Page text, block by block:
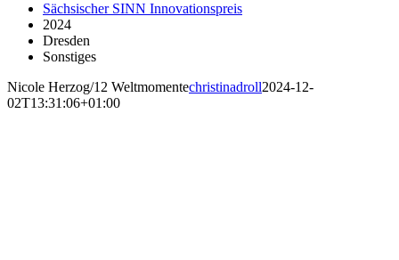
Sächsischer SINN Innovationspreis
2024
Dresden
Sonstiges
Nicole Herzog/12 Weltmomentechristinadroll2024-12-
02T13:31:06+01:00